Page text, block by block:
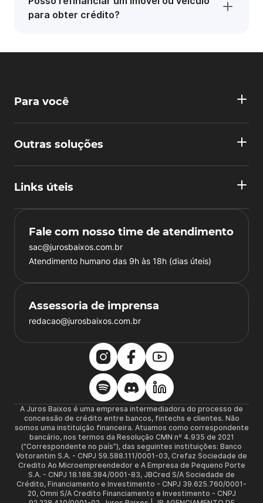
para obter crédito?
Para você
Outras soluções
Links úteis
Fale com nosso time de atendimento
sac@jurosbaixos.com.br
Atendimento humano das 9h às 18h (dias úteis)
Assessoria de imprensa
redacao@jurosbaixos.com.br
A Juros Baixos é uma empresa intermediadora do processo de
concessão de crédito entre bancos, fintechs e clientes. Não
somos uma instituição financeira. Atuamos como correspondente
bancário, nos termos da Resolução CMN nº 4.935 de 2021
(“Correspondente no país”), das seguintes instituições: Banco
Votorantim S.A. - CNPJ 59.588.111/0001-03, Crefaz Sociedade de
Credito Ao Microempreendedor e A Empresa de Pequeno Porte
S.A. - CNPJ 18.188.384/0001-83, JBCred S/A Sociedade de
Crédito, Financiamento e Investimento - CNPJ 39.625.760/0001-
20, Omni S/A Credito Financiamento e Investimento - CNPJ